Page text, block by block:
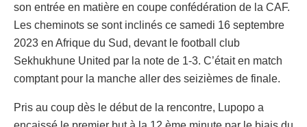
son entrée en matière en coupe confédération de la CAF.
Les cheminots se sont inclinés ce samedi 16 septembre
2023 en Afrique du Sud, devant le football club
Sekhukhune United par la note de 1-3. C’était en match
comptant pour la manche aller des seizièmes de finale.
Pris au coup dès le début de la rencontre, Lupopo a